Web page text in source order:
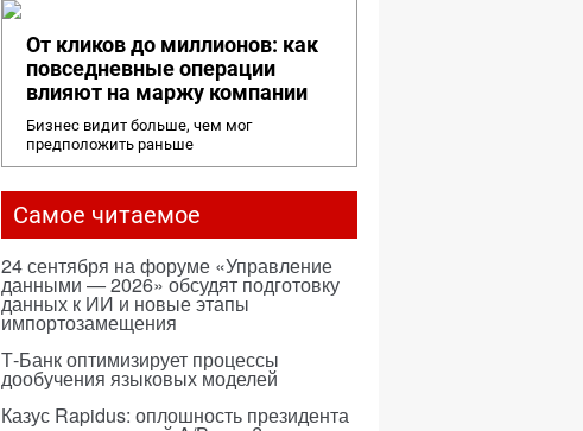
От кликов до миллионов: как
повседневные операции
влияют на маржу компании
Бизнес видит больше, чем мог
предположить раньше
Самое читаемое
24 сентября на форуме «Управление
данными — 2026» обсудят подготовку
данных к ИИ и новые этапы
импортозамещения
Т-Банк оптимизирует процессы
дообучения языковых моделей
Казус Rapidus: оплошность президента